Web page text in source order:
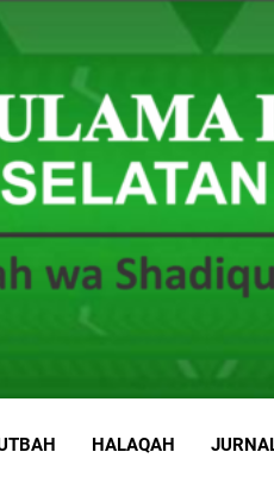
HALAQAH